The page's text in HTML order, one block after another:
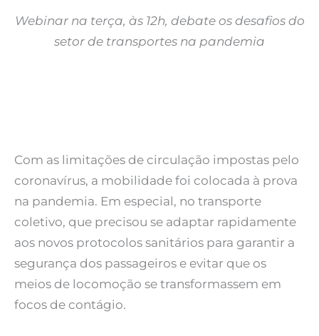
Webinar na terça, às 12h, debate os desafios do
setor de transportes na pandemia
Com as limitações de circulação impostas pelo
coronavírus, a mobilidade foi colocada à prova
na pandemia. Em especial, no transporte
coletivo, que precisou se adaptar rapidamente
aos novos protocolos sanitários para garantir a
segurança dos passageiros e evitar que os
meios de locomoção se transformassem em
focos de contágio.